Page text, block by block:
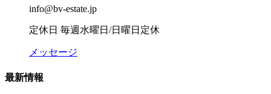
info@bv-estate.jp
定休日 毎週水曜日/日曜日定休
メッセージ
最新情報